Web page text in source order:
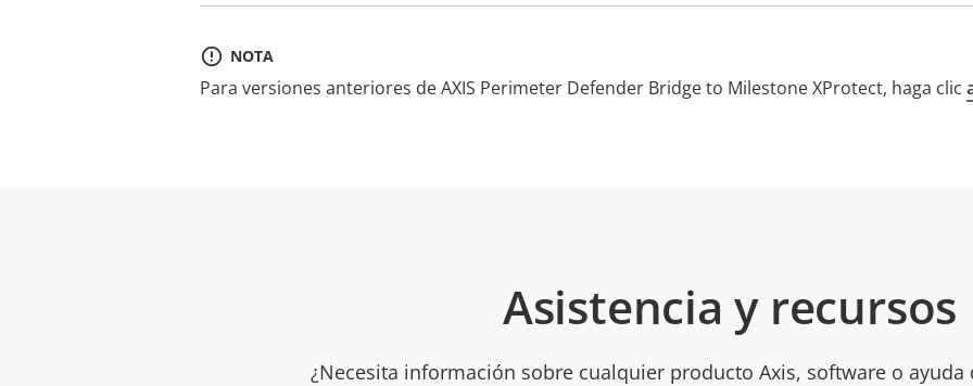
NOTA
Para versiones anteriores de AXIS Perimeter Defender Bridge to Milestone XProtect, haga clic
Asistencia y recursos
¿Necesita información sobre cualquier producto Axis, software o